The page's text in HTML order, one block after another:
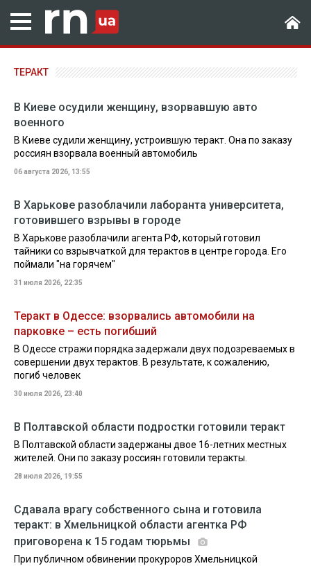
ТЕРАКТ
В Киеве осудили женщину, взорвавшую авто
военного
В Киеве судили женщину, устроившую теракт. Она по заказу
россиян взорвала военный автомобиль
06 августа 2026, 13:55
В Харькове разоблачили лаборанта университета,
готовившего взрывы в городе
В Харькове разоблачили агента РФ, который готовил
тайники со взрывчаткой для терактов в центре города. Его
поймали "на горячем"
31 июля 2026, 22:35
Теракт в Одессе: взорвались автомобили на
парковке – есть погибший
В Одессе стражи порядка задержали двух подозреваемых в
совершении двух терактов. В результате, к сожалению,
погиб человек
30 июля 2026, 23:40
В Полтавской области подростки готовили теракт
В Полтавской области задержаны двое 16-летних местных
жителей. Они по заказу россиян готовили теракты.
28 июля 2026, 19:55
Сдавала врагу собственного сына и готовила
теракт: в Хмельницкой области агентка РФ
приговорена к 15 годам тюрьмы
При публичном обвинении прокуроров Хмельницкой